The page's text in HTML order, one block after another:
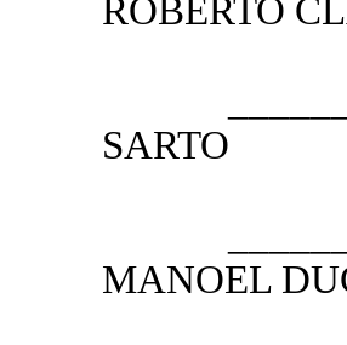
ROBERTO
SARTO
MANOEL